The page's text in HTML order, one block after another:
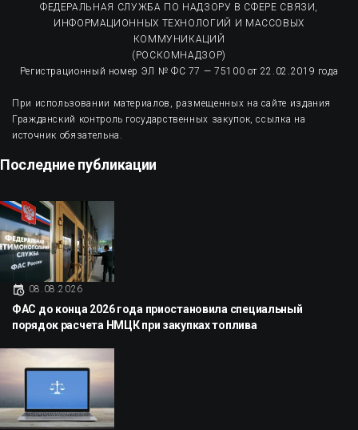
ФЕДЕРАЛЬНАЯ СЛУЖБА ПО НАДЗОРУ В СФЕРЕ СВЯЗИ,
ИНФОРМАЦИОННЫХ ТЕХНОЛОГИЙ И МАССОВЫХ
КОММУНИКАЦИЙ
(РОСКОМНАДЗОР)
Регистрационный номер ЭЛ № ФС 77 — 75100 от 22.02.2019 года
При использовании материалов, размещенных на сайте издания
Гражданский контроль государственных закупок, ссылка на
источник обязательна.
Последние публикации
08.08.2026
ФАС до конца 2026 года приостановила специальный
порядок расчета НМЦК при закупках топлива